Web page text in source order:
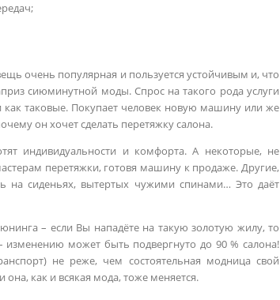
очень популярная и пользуется устойчивым и, что
сиюминутной моды. Спрос на такого рода услуги
как таковые. Покупает человек новую машину или же
он хочет сделать перетяжку салона.
индивидуальности и комфорта. А некоторые, не
перетяжки, готовя машину к продаже. Другие,
на сиденьях, вытертых чужими спинами… Это даёт
– если Вы нападёте на такую золотую жилу, то
изменению может быть подвергнуто до 90 % салона!
не реже, чем состоятельная модница свой
как и всякая мода, тоже меняется.